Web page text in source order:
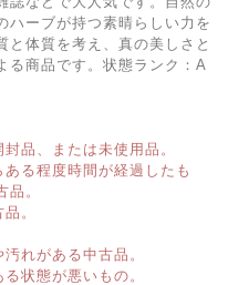
ハーブが持つ素晴らしい力を
と体質を考え、真の美しさと
る商品です。状態ランク：A
品、または未使用品。
る程度時間が経過したも
品。
。
れがある中古品。
状態が悪いもの。